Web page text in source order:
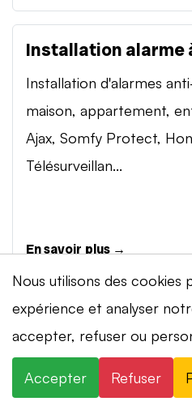
Installation alarme
Installation d'alarmes
maison, appartement,
Ajax, Somfy Protect,
Télésurveillan...
En savoir plus →
Vidéosurveillance
Installation de systèmes
{city} : caméras IP 4K,
Nous utilisons des
expérience et analyser
accepter, refuser ou
Accepter Refuser